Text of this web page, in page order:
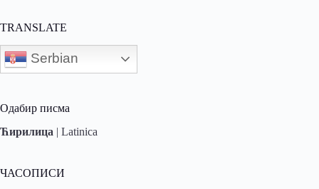
TRANSLATE
Serbian
Одабир писма
Ћирилица | Latinica
ЧАСОПИСИ